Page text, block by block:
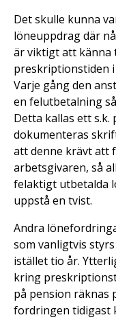
Det skulle kunna
löneuppdrag där
är viktigt att känna
preskriptionstiden
Varje gång den
en felutbetalning
Detta kallas ett
dokumenteras
att denne krävt att
arbetsgivaren, så
felaktigt utbetalda
uppstå en tvist.
Andra
som vanligtvis
istället tio år.
kring
på pension räknas
fordringen tidigast